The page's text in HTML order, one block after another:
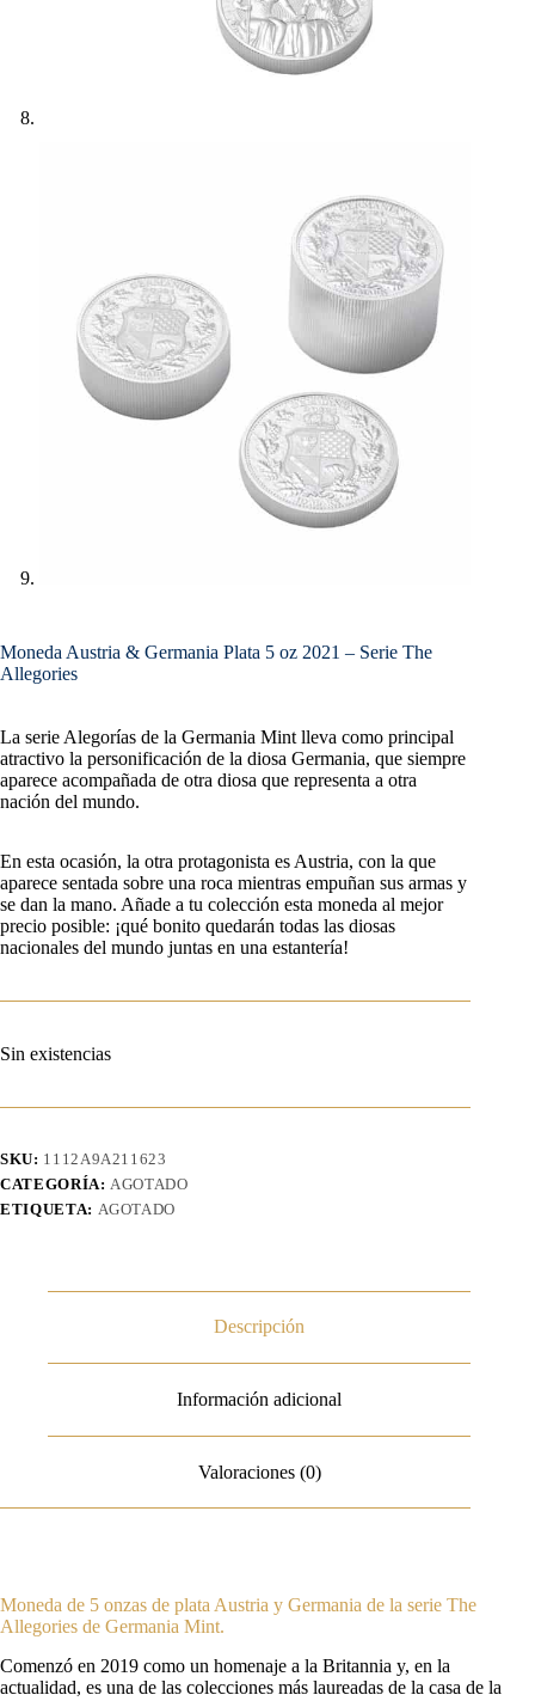
Moneda Austria & Germania Plata 5 oz 2021 – Serie The
Allegories
La serie Alegorías de la Germania Mint lleva como principal
atractivo la personificación de la diosa Germania, que siempre
aparece acompañada de otra diosa que representa a otra
nación del mundo.
En esta ocasión, la otra protagonista es Austria, con la que
aparece sentada sobre una roca mientras empuñan sus armas y
se dan la mano. Añade a tu colección esta moneda al mejor
precio posible: ¡qué bonito quedarán todas las diosas
nacionales del mundo juntas en una estantería!
Sin existencias
SKU: 1112A9A211623
CATEGORÍA: AGOTADO
ETIQUETA: AGOTADO
Descripción
Información adicional
Valoraciones (0)
Moneda de 5 onzas de plata Austria y Germania de la serie The
Allegories de Germania Mint.
Comenzó en 2019 como un homenaje a la Britannia y, en la
actualidad, es una de las colecciones más laureadas de la casa de la